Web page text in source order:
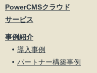
PowerCMSクラウド
サービス
事例紹介
導入事例
パートナー構築事例